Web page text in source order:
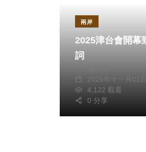
兩岸
2025津台會開幕
詞
2025年十一月01日
4,122 觀看
0 分享